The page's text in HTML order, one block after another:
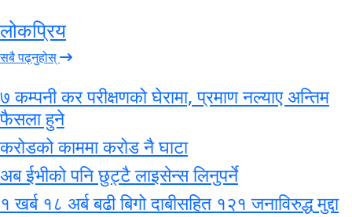
लोकप्रिय
सबै पढ्नुहोस्
७ कम्पनी कर परीक्षणको घेरामा, प्रमाण नल्याए अन्तिम
फैसला हुने
करोडको काममा करोड नै घाटा
अब ईभीको पनि छुट्टै लाइसेन्स लिनुपर्ने
१ खर्ब १८ अर्ब बढी बिगो दाबीसहित १२१ जनाविरुद्ध मुद्दा